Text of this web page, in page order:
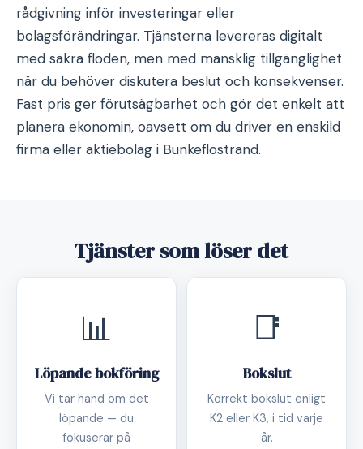
rådgivning inför investeringar eller
bolagsförändringar. Tjänsterna levereras digitalt
med säkra flöden, men med mänsklig tillgänglighet
när du behöver diskutera beslut och konsekvenser.
Fast pris ger förutsägbarhet och gör det enkelt att
planera ekonomin, oavsett om du driver en enskild
firma eller aktiebolag i Bunkeflostrand.
Tjänster som löser det
📊
Löpande bokföring
Vi tar hand om det
löpande — du
fokuserar på
📑
Bokslut
Korrekt bokslut enligt
K2 eller K3, i tid varje
år.